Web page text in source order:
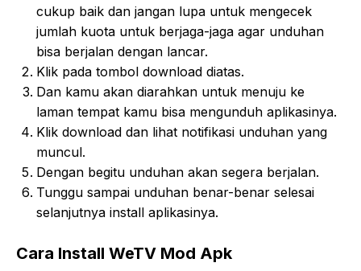
cukup baik dan jangan lupa untuk mengecek
jumlah kuota untuk berjaga-jaga agar unduhan
bisa berjalan dengan lancar.
Klik pada tombol download diatas.
Dan kamu akan diarahkan untuk menuju ke
laman tempat kamu bisa mengunduh aplikasinya.
Klik download dan lihat notifikasi unduhan yang
muncul.
Dengan begitu unduhan akan segera berjalan.
Tunggu sampai unduhan benar-benar selesai
selanjutnya install aplikasinya.
Cara Install WeTV Mod Apk